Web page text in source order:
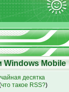
Mobile
десятка
что такое RSS?)